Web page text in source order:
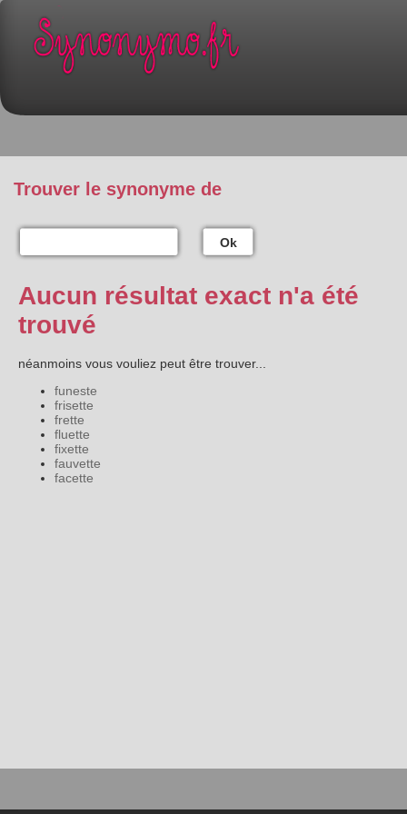
Trouver le synonyme de
Ok
Aucun résultat exact n'a été
trouvé
néanmoins vous vouliez peut être trouver...
funeste
frisette
frette
fluette
fixette
fauvette
facette